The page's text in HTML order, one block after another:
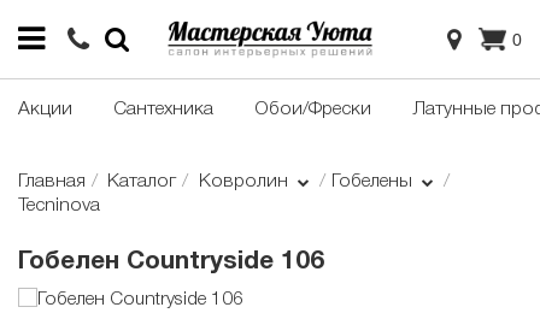
0
Акции Сантехника Обои/Фрески Латунные
Главная Каталог Ковролин
Гобелены
Tecninova
Гобелен Сountryside 106